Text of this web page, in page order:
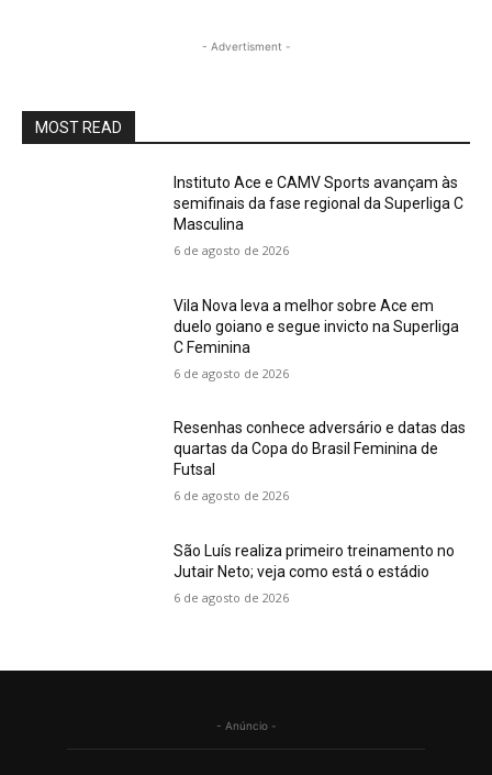
- Advertisment -
MOST READ
Instituto Ace e CAMV Sports avançam às
semifinais da fase regional da Superliga C
Masculina
6 de agosto de 2026
Vila Nova leva a melhor sobre Ace em
duelo goiano e segue invicto na Superliga
C Feminina
6 de agosto de 2026
Resenhas conhece adversário e datas das
quartas da Copa do Brasil Feminina de
Futsal
6 de agosto de 2026
São Luís realiza primeiro treinamento no
Jutair Neto; veja como está o estádio
6 de agosto de 2026
- Anúncio -